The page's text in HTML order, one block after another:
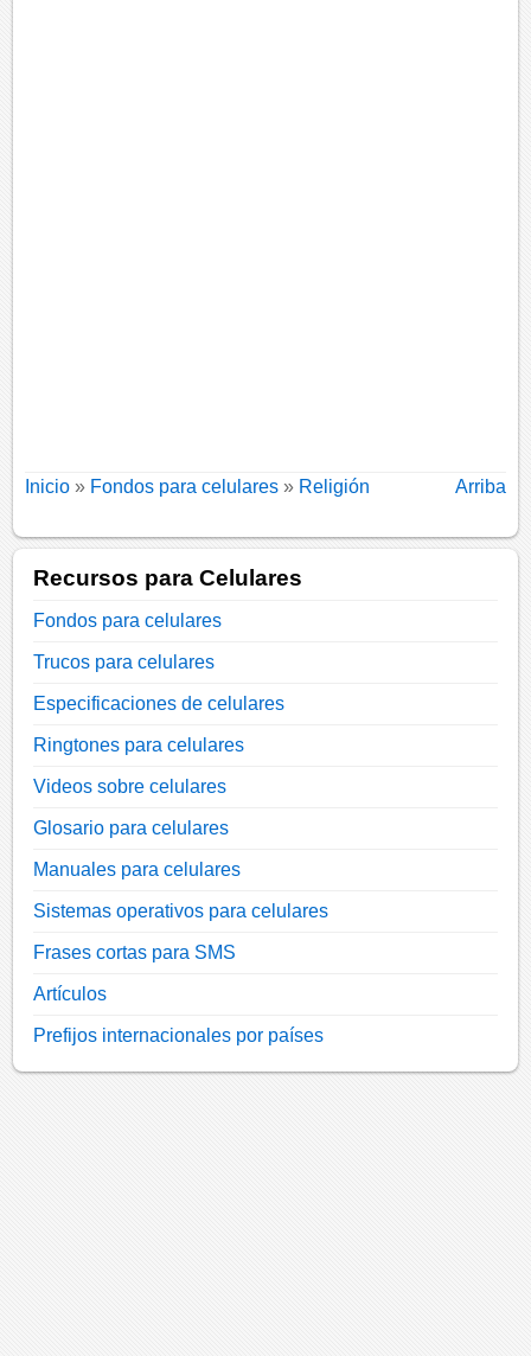
Inicio » Fondos para celulares » Religión Arriba
Recursos para Celulares
Fondos para celulares
Trucos para celulares
Especificaciones de celulares
Ringtones para celulares
Videos sobre celulares
Glosario para celulares
Manuales para celulares
Sistemas operativos para celulares
Frases cortas para SMS
Artículos
Prefijos internacionales por países